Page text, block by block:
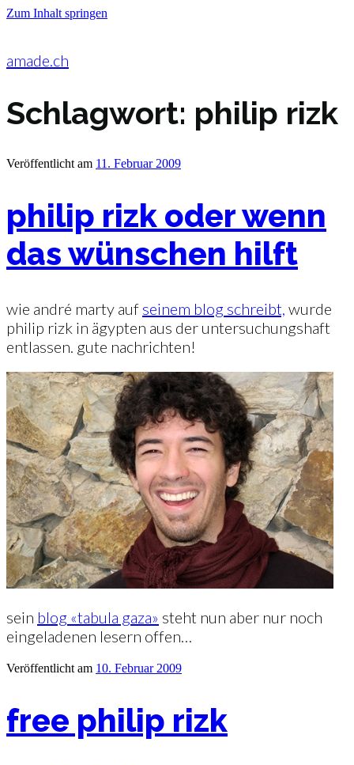
Zum Inhalt springen
amade.ch
Schlagwort: philip rizk
Veröffentlicht am 11. Februar 2009
philip rizk oder wenn
das wünschen hilft
wie andré marty auf seinem blog schreibt, wurde
philip rizk in ägypten aus der untersuchungshaft
entlassen. gute nachrichten!
sein blog «tabula gaza» steht nun aber nur noch
eingeladenen lesern offen…
Veröffentlicht am 10. Februar 2009
free philip rizk